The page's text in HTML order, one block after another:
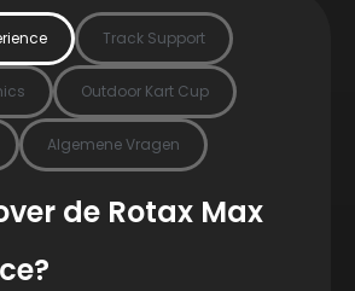
Track Support
Outdoor Kart Cup
Algemene Vragen
de Rotax Max